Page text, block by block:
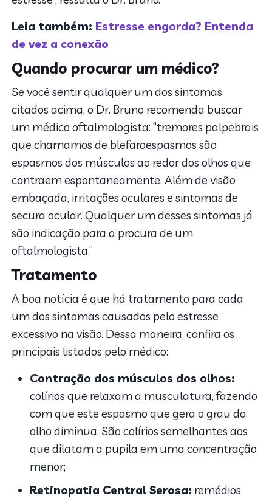
Leia também: Estresse engorda? Entenda
de vez a conexão
Quando procurar um médico?
Se você sentir qualquer um dos sintomas
citados acima, o Dr. Bruno recomenda buscar
um médico oftalmologista: “tremores palpebrais
que chamamos de blefaroespasmos são
espasmos dos músculos ao redor dos olhos que
contraem espontaneamente. Além de visão
embaçada, irritações oculares e sintomas de
secura ocular. Qualquer um desses sintomas já
são indicação para a procura de um
oftalmologista.”
Tratamento
A boa notícia é que há tratamento para cada
um dos sintomas causados pelo estresse
excessivo na visão. Dessa maneira, confira os
principais listados pelo médico:
Contração dos músculos dos olhos:
colírios que relaxam a musculatura, fazendo
com que este espasmo que gera o grau do
olho diminua. São colírios semelhantes aos
que dilatam a pupila em uma concentração
menor;
Retinopatia Central Serosa: remédios